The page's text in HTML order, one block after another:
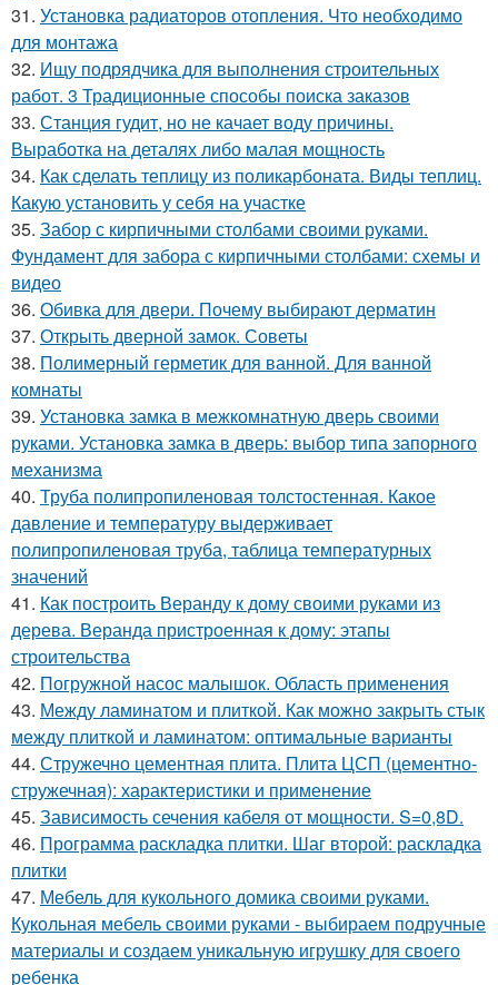
31. Установка радиаторов отопления. Что необходимо
для монтажа
32. Ищу подрядчика для выполнения строительных
работ. 3 Традиционные способы поиска заказов
33. Станция гудит, но не качает воду причины.
Выработка на деталях либо малая мощность
34. Как сделать теплицу из поликарбоната. Виды теплиц.
Какую установить у себя на участке
35. Забор с кирпичными столбами своими руками.
Фундамент для забора с кирпичными столбами: схемы и
видео
36. Обивка для двери. Почему выбирают дерматин
37. Открыть дверной замок. Советы
38. Полимерный герметик для ванной. Для ванной
комнаты
39. Установка замка в межкомнатную дверь своими
руками. Установка замка в дверь: выбор типа запорного
механизма
40. Труба полипропиленовая толстостенная. Какое
давление и температуру выдерживает
полипропиленовая труба, таблица температурных
значений
41. Как построить Веранду к дому своими руками из
дерева. Веранда пристроенная к дому: этапы
строительства
42. Погружной насос малышок. Область применения
43. Между ламинатом и плиткой. Как можно закрыть стык
между плиткой и ламинатом: оптимальные варианты
44. Стружечно цементная плита. Плита ЦСП (цементно-
стружечная): характеристики и применение
45. Зависимость сечения кабеля от мощности. S=0,8D.
46. Программа раскладка плитки. Шаг второй: раскладка
плитки
47. Мебель для кукольного домика своими руками.
Кукольная мебель своими руками - выбираем подручные
материалы и создаем уникальную игрушку для своего
ребенка